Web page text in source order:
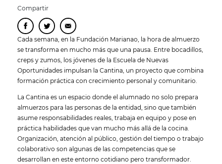
Compartir
Cada semana, en la Fundación Marianao, la hora de almuerzo
se transforma en mucho más que una pausa. Entre bocadillos,
creps y zumos, los jóvenes de la Escuela de Nuevas
Oportunidades impulsan la Cantina, un proyecto que combina
formación práctica con crecimiento personal y comunitario.
La Cantina es un espacio donde el alumnado no solo prepara
almuerzos para las personas de la entidad, sino que también
asume responsabilidades reales, trabaja en equipo y pose en
práctica habilidades que van mucho más allá de la cocina.
Organización, atención al público, gestión del tiempo o trabajo
colaborativo son algunas de las competencias que se
desarrollan en este entorno cotidiano pero transformador.